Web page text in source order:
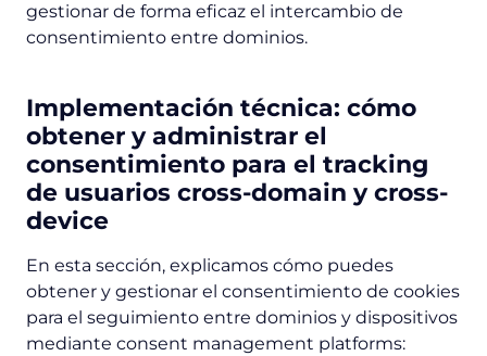
gestionar de forma eficaz el intercambio de
consentimiento entre dominios.
Implementación técnica: cómo
obtener y administrar el
consentimiento para el tracking
de usuarios cross-domain y cross-
device
En esta sección, explicamos cómo puedes
obtener y gestionar el consentimiento de cookies
para el seguimiento entre dominios y dispositivos
mediante consent management platforms: